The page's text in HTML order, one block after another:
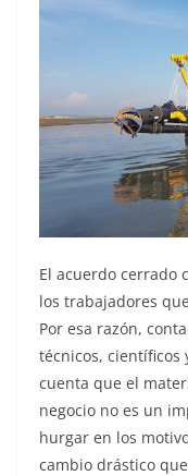
El acuerdo cerrado
los trabajadores
Por esa razón,
técnicos, científicos
cuenta que el
negocio no es un
hurgar en los
cambio drástico